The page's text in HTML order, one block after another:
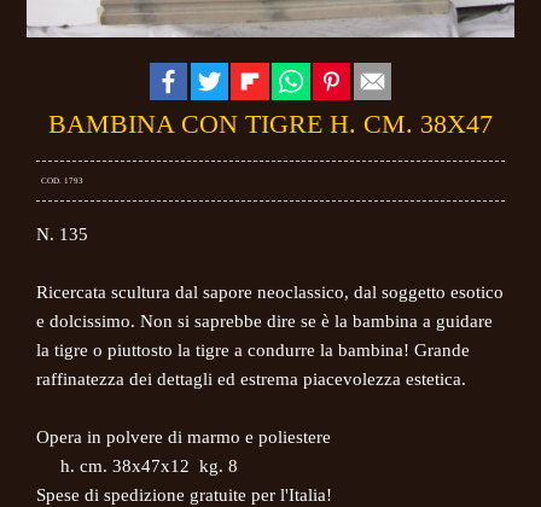
BAMBINA CON TIGRE H. CM. 38X47
COD. 1793
N. 135
Ricercata scultura dal sapore neoclassico, dal soggetto esotico
e dolcissimo. Non si saprebbe dire se è la bambina a guidare
la tigre o piuttosto la tigre a condurre la bambina!Grande
raffinatezza dei dettagli ed estrema piacevolezza estetica.
Opera in polvere di marmo e poliestere
h. cm. 38x47x12 kg. 8
Spese di spedizione gratuite per l'Italia!